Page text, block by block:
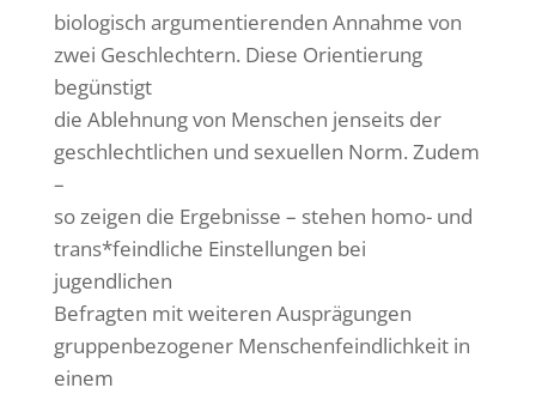
biologisch argumentierenden Annahme von
zwei Geschlechtern. Diese Orientierung
begünstigt
die Ablehnung von Menschen jenseits der
geschlechtlichen und sexuellen Norm. Zudem
–
so zeigen die Ergebnisse – stehen homo- und
trans*feindliche Einstellungen bei
jugendlichen
Befragten mit weiteren Ausprägungen
gruppenbezogener Menschenfeindlichkeit in
einem